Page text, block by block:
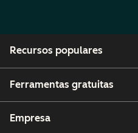
Recursos populares
Ferramentas gratuitas
Empresa